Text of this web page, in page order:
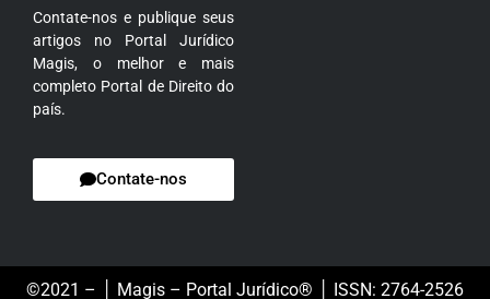
Contate-nos e publique seus
artigos no Portal Jurídico
Magis, o melhor e mais
completo Portal de Direito do
país.
Contate-nos
©2021 – │ Magis – Portal Jurídico® │ ISSN: 2764-2526